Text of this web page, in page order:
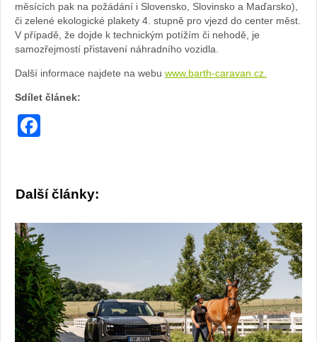
webu
měsících pak na požádání i Slovensko, Slovinsko a Maďarsko),
či zelené ekologické plakety 4. stupně pro vjezd do center měst.
V případě, že dojde k technickým potížím či nehodě, je
samozřejmostí přistavení náhradního vozidla.
Další informace najdete na webu www.barth-caravan.cz.
Sdílet článek:
Další články: